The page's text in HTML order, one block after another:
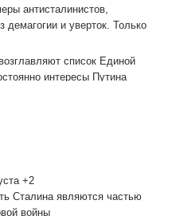
антисталинистов,
и уверток. Только
список Единой
интересы Путина
по просьбе Путина,кто
мочит постоянно
экономики ,которой
+2
Сталина являются частью
войны